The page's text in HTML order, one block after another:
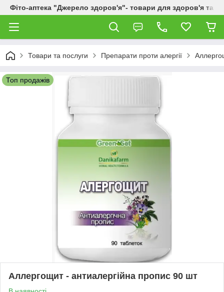
Фіто-аптека "Джерело здоров'я"- товари для здоров'я та
Товари та послуги Препарати проти алергії
Топ продажів
Аллергощит - антиалергійна пропис 90 шт